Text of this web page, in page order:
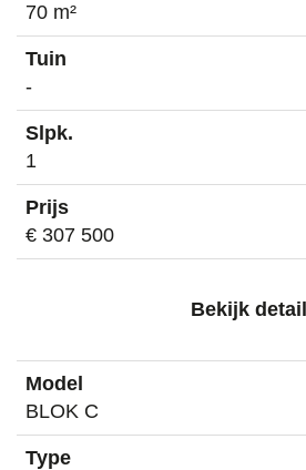
70 m²
-
1
€ 307 500
Bekijk detail
BLOK C